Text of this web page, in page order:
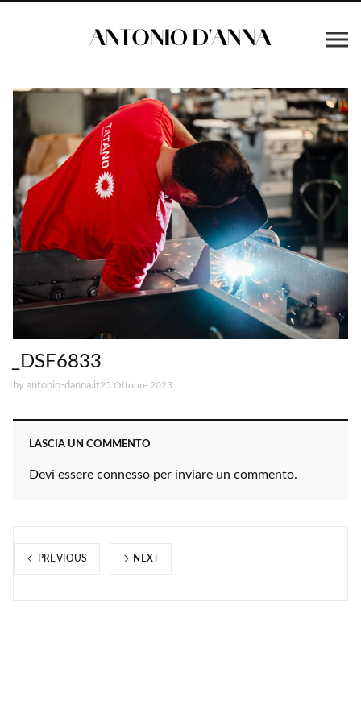
_DSF6833
by antonio-danna.it25 Ottobre 2023
LASCIA UN COMMENTO
Devi essere connesso per inviare un commento.
PREVIOUS NEXT